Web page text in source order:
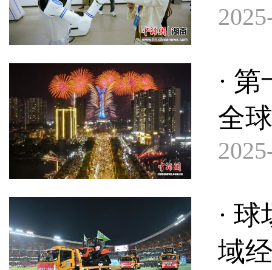
·
全
·
域